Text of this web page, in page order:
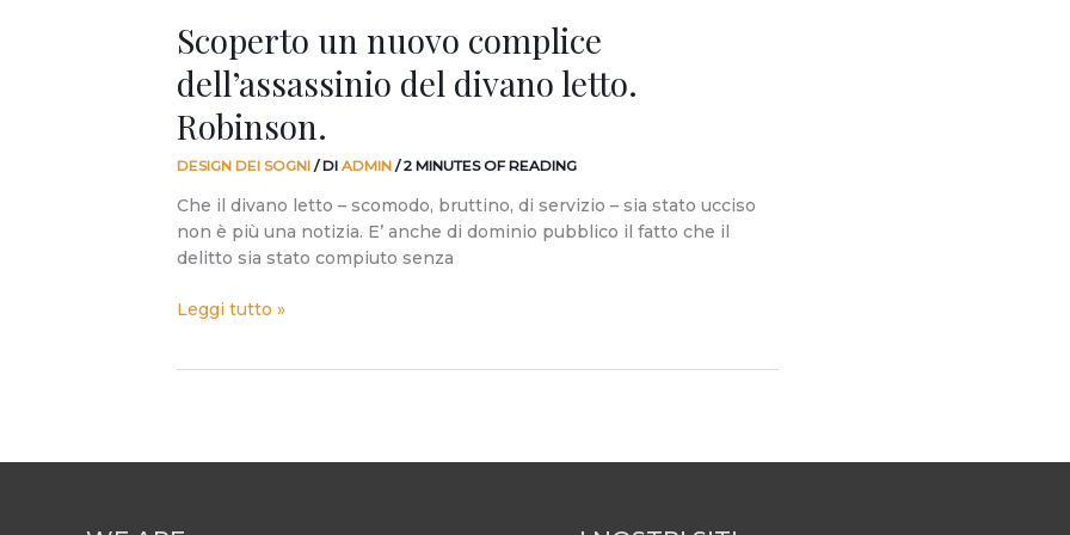
Scoperto un nuovo complice
dell’assassinio del divano letto.
Robinson.
DESIGN DEI SOGNI / DI ADMIN /2 MINUTES OF READING
Che il divano letto – scomodo, bruttino, di servizio – sia stato ucciso
non è più una notizia. E’ anche di dominio pubblico il fatto che il
delitto sia stato compiuto senza
Leggi tutto »